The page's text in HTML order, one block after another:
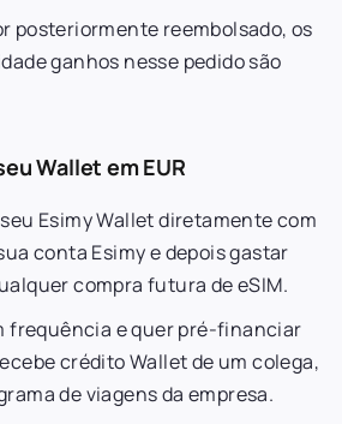
posteriormente reembolsado, os
ganhos nesse pedido são
Wallet em EUR
Esimy Wallet diretamente com
conta Esimy e depois gastar
compra futura de eSIM.
frequência e quer pré-financiar
crédito Wallet de um colega,
de viagens da empresa.